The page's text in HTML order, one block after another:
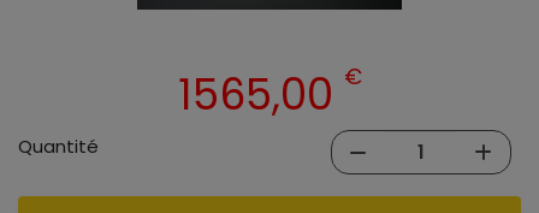
1565,00 €
Quantité